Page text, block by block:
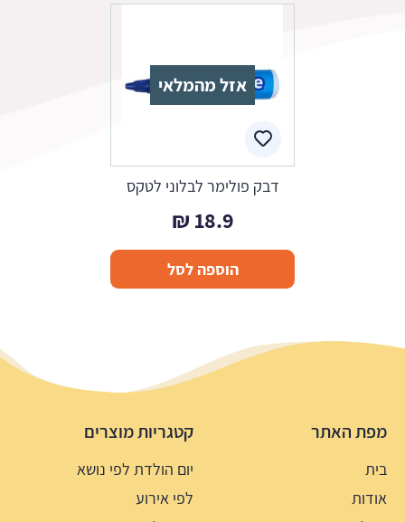
אזל מהמלאי
דבק פולימר לבלוני לטקס
18.9
₪
הוספה לסל
מפת האתר
בית
אודות
קטגריות מוצרים
יום הולדת לפי נושא
לפי אירוע